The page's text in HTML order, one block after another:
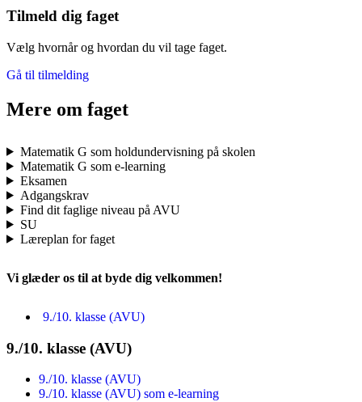
Tilmeld dig faget
Vælg hvornår og hvordan du vil tage faget.
Gå til tilmelding
Mere om faget
Matematik G som holdundervisning på skolen
Matematik G som e-learning
Eksamen
Adgangskrav
Find dit faglige niveau på AVU
SU
Læreplan for faget
Vi glæder os til at byde dig velkommen!
9./10. klasse (AVU)
9./10. klasse (AVU)
9./10. klasse (AVU)
9./10. klasse (AVU) som e-learning